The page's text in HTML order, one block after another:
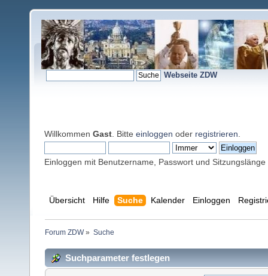
Webseite ZDW
Willkommen Gast . Bitte einloggen oder registrieren
Einloggen mit Benutzername, Passwort und Sitzungslänge
Übersicht Hilfe Suche Kalender Einloggen
Forum ZDW» Suche
Suchparameter festlegen